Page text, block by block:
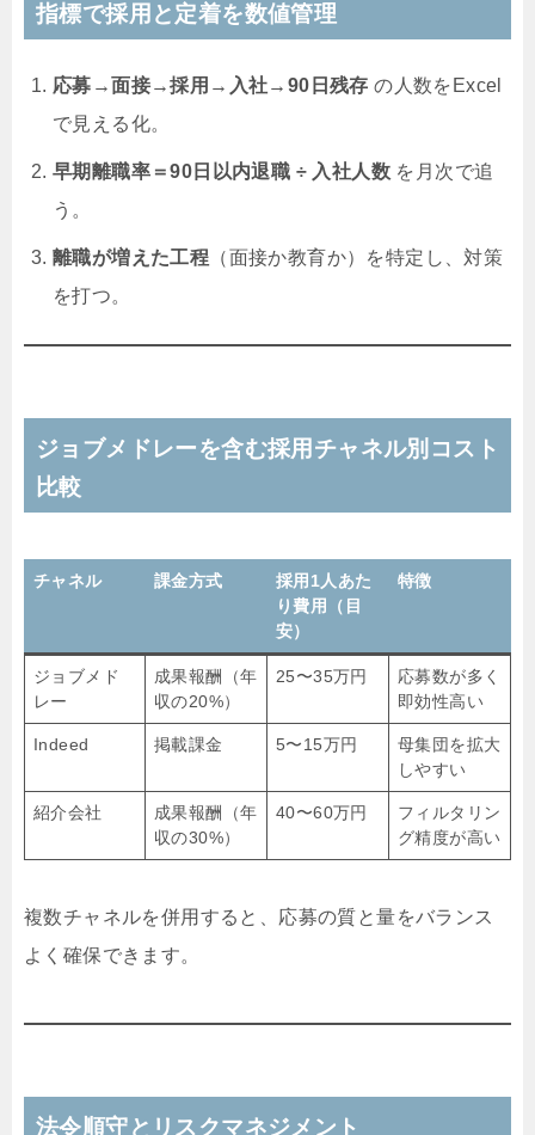
指標で採用と定着を数値管理
応募→面接→採用→入社→90日残存 の人数をExcel
で見える化。
早期離職率＝90日以内退職 ÷ 入社人数 を月次で追
う。
離職が増えた工程 （面接か教育か）を特定し、対策
を打つ。
ジョブメドレーを含む採用チャネル別コスト
比較
チャネル 課金方式
採用1人あた
り費用（目
安）
特徴
ジョブメド
レー
成果報酬（年
収の20%）
25〜35万円
応募数が多く
即効性高い
Indeed 掲載課金 5〜15万円
母集団を拡大
しやすい
紹介会社
成果報酬（年
収の30%）
40〜60万円
フィルタリン
グ精度が高い
複数チャネルを併用すると、応募の質と量をバランス
よく確保できます。
法令順守とリスクマネジメント